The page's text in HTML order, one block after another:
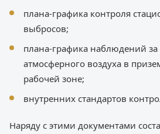
плана-графика контроля
выбросов;
плана-графика наблюдений за
атмосферного воздуха в
рабочей зоне;
внутренних стандартов
Наряду с этими документами